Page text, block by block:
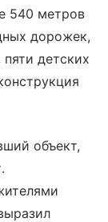
540 метров
дорожек,
детских
объект,